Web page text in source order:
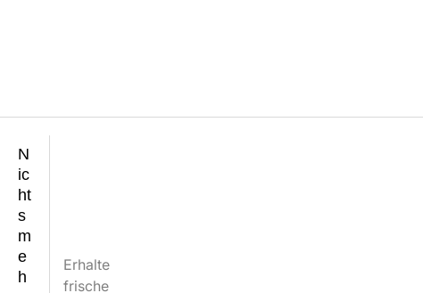
N
ic
ht
s
m
e
h
Erhalte
frische